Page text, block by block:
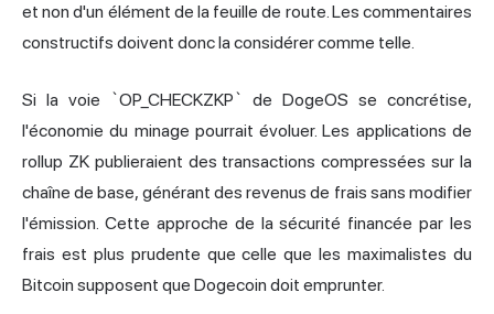
et non d'un élément de la feuille de route. Les commentaires
constructifs doivent donc la considérer comme telle.
Si la voie `OP_CHECKZKP` de DogeOS se concrétise,
l'économie du minage pourrait évoluer. Les applications de
rollup ZK publieraient des transactions compressées sur la
chaîne de base, générant des revenus de frais sans modifier
l'émission. Cette approche de la sécurité financée par les
frais est plus prudente que celle que les maximalistes du
Bitcoin supposent que Dogecoin doit emprunter.